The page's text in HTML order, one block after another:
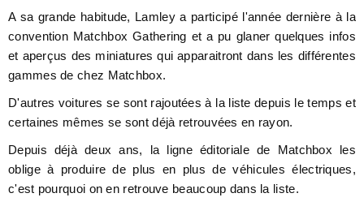
A sa grande habitude, Lamley a participé l'année dernière à la
convention Matchbox Gathering et a pu glaner quelques infos
et aperçus des miniatures qui apparaitront dans les différentes
gammes de chez Matchbox.
D'autres voitures se sont rajoutées à la liste depuis le temps et
certaines mêmes se sont déjà retrouvées en rayon.
Depuis déjà deux ans, la ligne éditoriale de Matchbox les
oblige à produire de plus en plus de véhicules électriques,
c'est pourquoi on en retrouve beaucoup dans la liste.